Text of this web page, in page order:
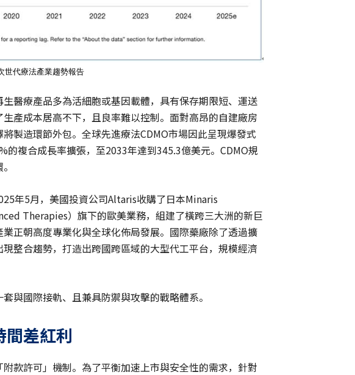
世代療法產業趨勢報告
醫療產品多為活細胞或基因載體，具有保存期限短、運送
產成本居高不下，且良率難以控制。面對高昂的自建廠房
製造環節外包。全球先進療法CDMO市場因此呈現爆發式
複合成長率擴張，至2033年達到345.3億美元。CDMO規
年5月，美國投資公司Altaris收購了日本Minaris
Therapies）旗下的歐美業務，組建了橫跨三大洲的新巨
正朝高度專業化與全球化佈局發展。國際藥廠除了透過擴
整合趨勢，打造出跨國跨區域的大型代工平台，規模經濟
與國際接軌、且兼具防禦與攻擊的戰略體系。
間差紅利
款許可」機制。為了平衡加速上市與安全性的需求，針對